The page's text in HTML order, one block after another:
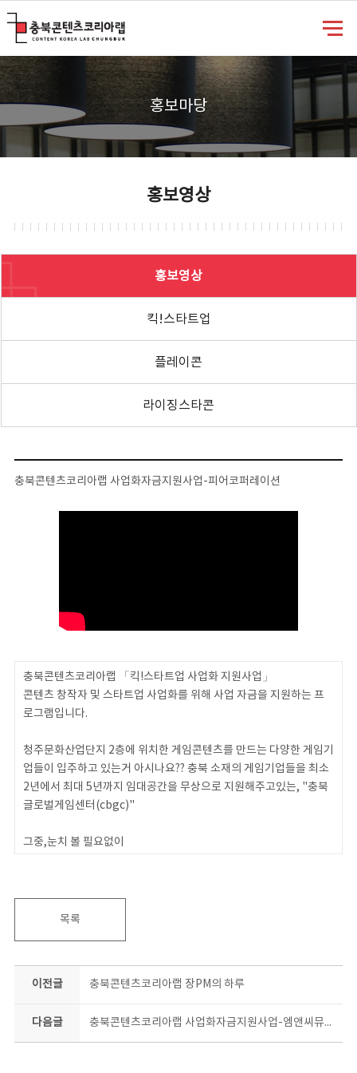
홍보마당
홍보영상
홍보영상
킥!스타트업
플레이콘
라이징스타콘
충북콘텐츠코리아랩 사업화자금지원사업-피어코퍼레이션
충북콘텐츠코리아랩 「킥!스타트업 사업화 지원사업」
콘텐츠 창작자 및 스타트업 사업화를 위해 사업 자금을 지원하는 프
로그램입니다.
청주문화산업단지 2층에 위치한 게임콘텐츠를 만드는 다양한 게임기
업들이 입주하고 있는거 아시나요?? 충북 소재의 게임기업들을 최소
2년에서 최대 5년까지 임대공간을 무상으로 지원해주고있는, "충북
글로벌게임센터(cbgc)"
그중,눈치 볼 필요없이
충북콘텐츠코리아랩 "킥!스타트업 사업화 자금지원" 혜택기업인
목록
이전글 충북콘텐츠코리아랩 장PM의 하루
다음글 충북콘텐츠코리아랩 사업화자금지원사업-엠앤씨뮤직 최하나